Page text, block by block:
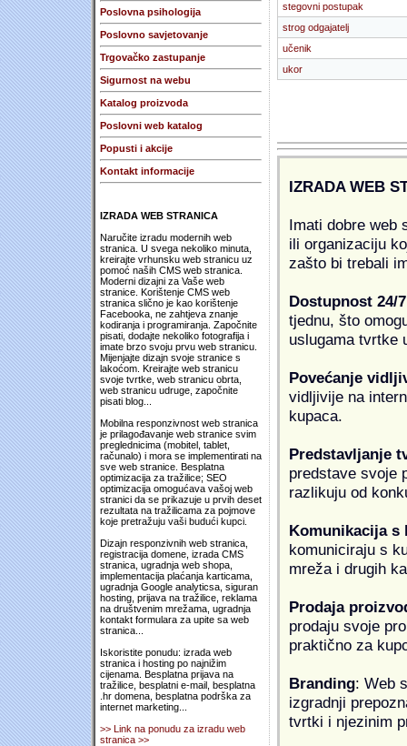
Poslovna psihologija
Poslovno savjetovanje
Trgovačko zastupanje
Sigurnost na webu
Katalog proizvoda
Poslovni web katalog
Popusti i akcije
Kontakt informacije
IZRADA WEB STRANICA
Naručite izradu modernih web
stranica. U svega nekoliko minuta,
kreirajte vrhunsku web stranicu uz
pomoć naših CMS web stranica.
Moderni dizajni za Vaše web
stranice. Korištenje CMS web
stranica slično je kao korištenje
Facebooka, ne zahtjeva znanje
kodiranja i programiranja. Započnite
pisati, dodajte nekoliko fotografija i
imate brzo svoju prvu web stranicu.
Mijenjajte dizajn svoje stranice s
lakoćom. Kreirajte web stranicu
svoje tvrtke, web stranicu obrta,
web stranicu udruge, započnite
pisati blog...
Mobilna responzivnost web stranica
je prilagođavanje web stranice svim
preglednicima (mobitel, tablet,
računalo) i mora se implementirati na
sve web stranice. Besplatna
optimizacija za tražilice; SEO
optimizacija omogućava vašoj web
stranici da se prikazuje u prvih deset
rezultata na tražilicama za pojmove
koje pretražuju vaši budući kupci.
Dizajn responzivnih web stranica,
registracija domene, izrada CMS
stranica, ugradnja web shopa,
implementacija plaćanja karticama,
ugradnja Google analyticsa, siguran
hosting, prijava na tražilice, reklama
na društvenim mrežama, ugradnja
kontakt formulara za upite sa web
stranica...
Iskoristite ponudu: izrada web
stranica i hosting po najnižim
cijenama. Besplatna prijava na
tražilice, besplatni e-mail, besplatna
.hr domena, besplatna podrška za
internet marketing...
>> Link na ponudu za izradu web
stranica >>
stegovni postupak
strog odgajatelj
učenik
ukor
IZRADA WEB
Imati dobre web
ili organizaciju
zašto bi trebali
Dostupnost 24/7
tjednu, što
uslugama tvrtke
Povećanje
vidljivije na
kupaca.
Predstavljanje
predstave svoje
razlikuju od
Komunikacija s
komuniciraju s
mreža i drugih
Prodaja
prodaju svoje
praktično za
Branding: Web
izgradnji
tvrtki i njezinim